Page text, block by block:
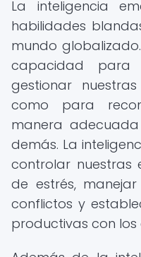
La inteligencia
habilidades
mundo
capacidad para
gestionar
como para
manera
demás. La
controlar nuestras
de estrés,
conflictos y
productivas con los